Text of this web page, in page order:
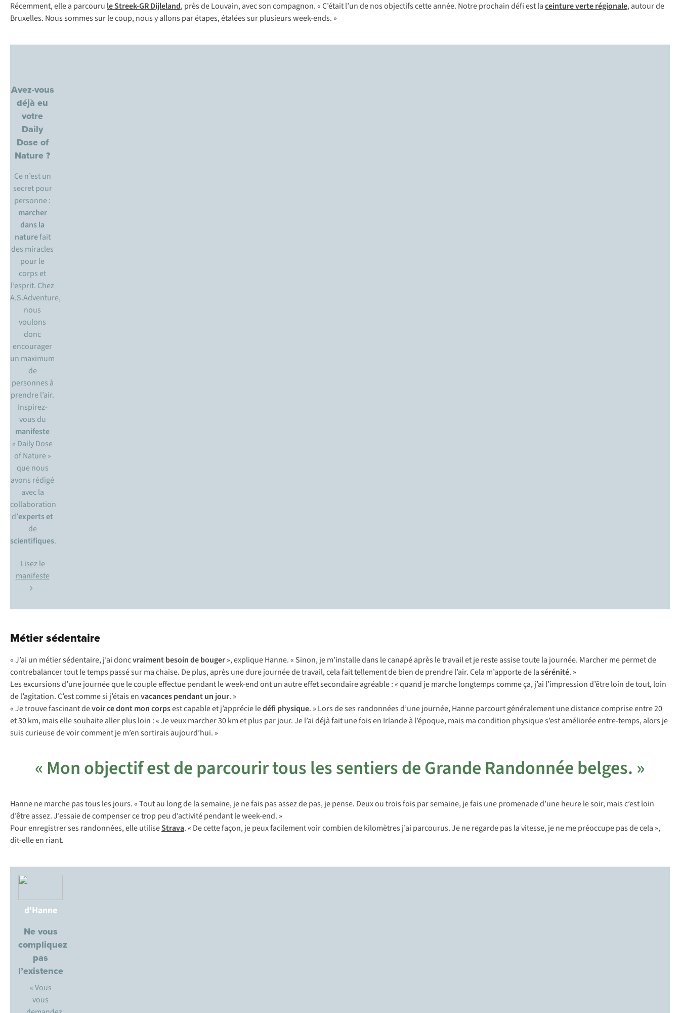
Récemment, elle a parcouru le Streek-GR Dijleland, près de Louvain, avec son compagnon. « C’était l’un de nos objectifs cette année. Notre prochain défi est laceinture verte régionale, autour de
Bruxelles. Nous sommes sur le coup, nous y allons par étapes, étalées sur plusieurs week-ends. »
Avez-vous
déjà eu
votre
Daily
Dose of
Nature ?
Ce n’est un
secret pour
personne :
marcher
dans la
naturefait
des miracles
pour le
corps et
l’esprit. Chez
A.S.Adventure,
nous
voulons
donc
encourager
un maximum
de
personnes à
prendre l’air.
Inspirez-
vous du
manifeste
« Daily Dose
of Nature »
que nous
avons rédigé
avec la
collaboration
d’experts et
de
scientifiques.
Lisez le
manifeste
Métier sédentaire
« J’ai un métier sédentaire, j’ai doncvraiment besoin de bouger», explique Hanne. « Sinon, je m’installe dans le canapé après le travail et je reste assise toute la journée. Marcher me permet de
contrebalancer tout le temps passé sur ma chaise. De plus, après une dure journée de travail, cela fait tellement de bien de prendre l’air. Cela m’apporte de lasérénité. »
Les excursions d’une journée que le couple effectue pendant le week-end ont un autre effet secondaire agréable : « quand je marche longtemps comme ça, j’ai l’impression d’être loin de tout, loin
de l’agitation. C’est comme si j’étais envacances pendant un jour. »
« Je trouve fascinant devoir ce dont mon corpsest capable et j’apprécie ledéfi physique. » Lors de ses randonnées d’une journée, Hanne parcourt généralement une distance comprise entre 20
et 30 km, mais elle souhaite aller plus loin : « Je veux marcher 30 km et plus par jour. Je l’ai déjà fait une fois en Irlande à l’époque, mais ma condition physique s’est améliorée entre-temps, alors je
suis curieuse de voir comment je m’en sortirais aujourd’hui. »
« Mon objectif est de parcourir tous les sentiers de Grande Randonnée belges. »
Hanne ne marche pas tous les jours. « Tout au long de la semaine, je ne fais pas assez de pas, je pense. Deux ou trois fois par semaine, je fais une promenade d’une heure le soir, mais c’est loin
d’être assez. J’essaie de compenser ce trop peu d’activité pendant le week-end. »
Pour enregistrer ses randonnées, elle utiliseStrava. « De cette façon, je peux facilement voir combien de kilomètres j’ai parcourus. Je ne regarde pas la vitesse, je ne me préoccupe pas de cela »,
dit-elle en riant.
d'Hanne
Ne vous
compliquez
pas
l’existence
« Vous
vous